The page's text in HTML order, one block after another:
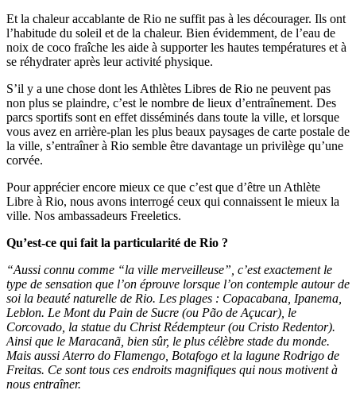
Et la chaleur accablante de Rio ne suffit pas à les décourager. Ils ont
l’habitude du soleil et de la chaleur. Bien évidemment, de l’eau de
noix de coco fraîche les aide à supporter les hautes températures et à
se réhydrater après leur activité physique.
S’il y a une chose dont les Athlètes Libres de Rio ne peuvent pas
non plus se plaindre, c’est le nombre de lieux d’entraînement. Des
parcs sportifs sont en effet disséminés dans toute la ville, et lorsque
vous avez en arrière-plan les plus beaux paysages de carte postale de
la ville, s’entraîner à Rio semble être davantage un privilège qu’une
corvée.
Pour apprécier encore mieux ce que c’est que d’être un Athlète
Libre à Rio, nous avons interrogé ceux qui connaissent le mieux la
ville. Nos ambassadeurs Freeletics.
Qu’est-ce qui fait la particularité de Rio ?
“Aussi connu comme “la ville merveilleuse”, c’est exactement le
type de sensation que l’on éprouve lorsque l’on contemple autour de
soi la beauté naturelle de Rio. Les plages : Copacabana, Ipanema,
Leblon. Le Mont du Pain de Sucre (ou Pão de Açucar), le
Corcovado, la statue du Christ Rédempteur (ou Cristo Redentor).
Ainsi que le Maracanã, bien sûr, le plus célèbre stade du monde.
Mais aussi Aterro do Flamengo, Botafogo et la lagune Rodrigo de
Freitas. Ce sont tous ces endroits magnifiques qui nous motivent à
nous entraîner.